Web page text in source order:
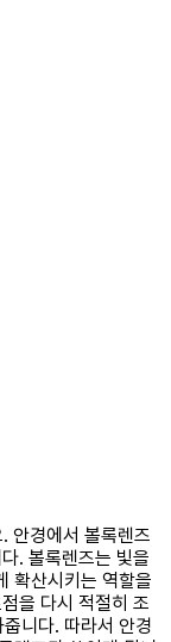
안경에서 볼록렌즈
. 볼록렌즈는 빛을
확산시키는 역할을
을 다시 적절히 조
니다. 따라서 안경